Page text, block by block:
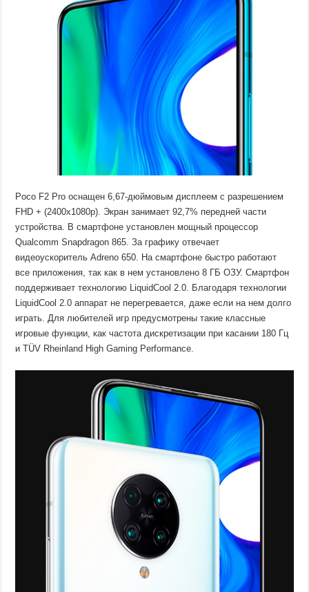
Poco F2 Pro оснащен 6,67-дюймовым дисплеем с разрешением
FHD + (2400x1080p). Экран занимает 92,7% передней части
устройства. В смартфоне установлен мощный процессор
Qualcomm Snapdragon 865. За графику отвечает
видеоускоритель Adreno 650. На смартфоне быстро работают
все приложения, так как в нем установлено 8 ГБ ОЗУ. Смартфон
поддерживает технологию LiquidCool 2.0. Благодаря технологии
LiquidCool 2.0 аппарат не перегревается, даже если на нем долго
играть. Для любителей игр предусмотрены такие классные
игровые функции, как частота дискретизации при касании 180 Гц
и TÜV Rheinland High Gaming Performance.